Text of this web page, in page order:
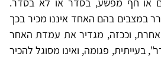
במצבים בהם האחד איננו מכיר בכך
וככזה, מגדיר את עמדת האחר
בעייתית, פגומה, ואינו מסוגל להכיר